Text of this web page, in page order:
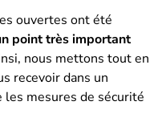
ouvertes ont été
point très important
nous mettons tout en
recevoir dans un
les mesures de sécurité